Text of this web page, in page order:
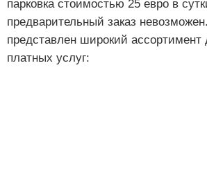
парковка стоимостью 25 евро в
предварительный заказ
представлен широкий ассортимент
платных услуг: